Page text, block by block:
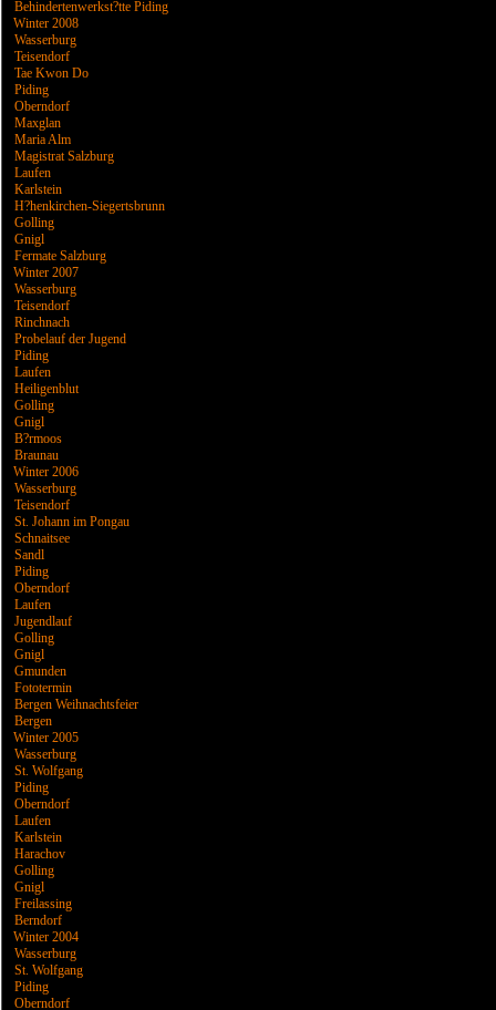
Behindertenwerkst?tte Piding
Winter 2008
Wasserburg
Teisendorf
Tae Kwon Do
Piding
Oberndorf
Maxglan
Maria Alm
Magistrat Salzburg
Laufen
Karlstein
H?henkirchen-Siegertsbrunn
Golling
Gnigl
Fermate Salzburg
Winter 2007
Wasserburg
Teisendorf
Rinchnach
Probelauf der Jugend
Piding
Laufen
Heiligenblut
Golling
Gnigl
B?rmoos
Braunau
Winter 2006
Wasserburg
Teisendorf
St. Johann im Pongau
Schnaitsee
Sandl
Piding
Oberndorf
Laufen
Jugendlauf
Golling
Gnigl
Gmunden
Fototermin
Bergen Weihnachtsfeier
Bergen
Winter 2005
Wasserburg
St. Wolfgang
Piding
Oberndorf
Laufen
Karlstein
Harachov
Golling
Gnigl
Freilassing
Berndorf
Winter 2004
Wasserburg
St. Wolfgang
Piding
Oberndorf